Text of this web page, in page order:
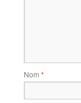
Nom *